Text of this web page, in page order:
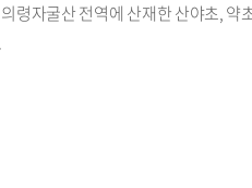
령자굴산 전역에 산재한 산야초, 약